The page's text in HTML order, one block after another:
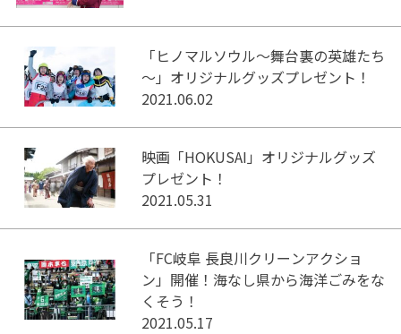
「ヒノマルソウル～舞台裏の英雄たち
～」オリジナルグッズプレゼント！
2021.06.02
映画「HOKUSAI」オリジナルグッズ
プレゼント！
2021.05.31
「FC岐阜 長良川クリーンアクショ
ン」開催！海なし県から海洋ごみをな
くそう！
2021.05.17